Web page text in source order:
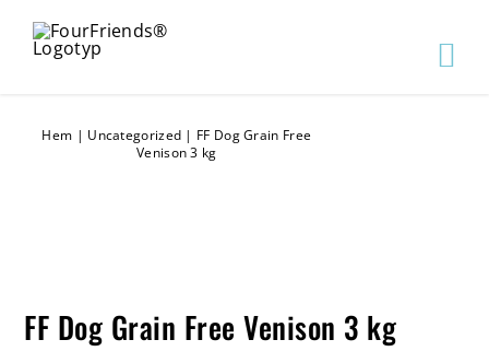
Hem | Uncategorized | FF Dog Grain Free
Venison 3 kg
FF Dog Grain Free Venison 3 kg